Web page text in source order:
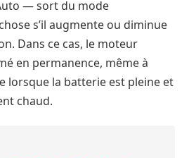
— sort du mode
s’il augmente ou diminue
Dans ce cas, le moteur
en permanence, même à
lorsque la batterie est pleine et
chaud.